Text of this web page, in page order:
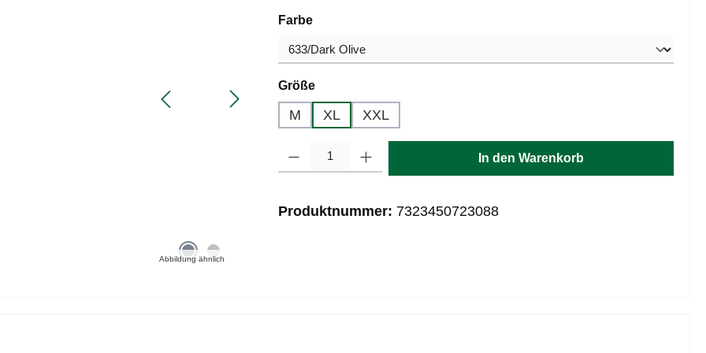
Abbildung ähnlich
Farbeauswählen
Größeauswählen
M XL XXL
In den Warenkorb
Produktnummer: 7323450723088